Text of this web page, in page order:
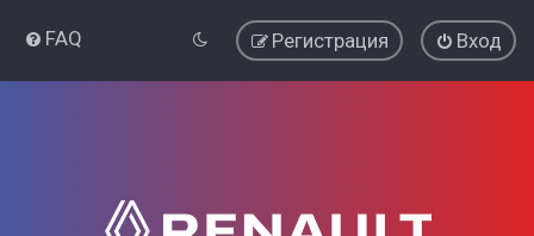
FAQ Вход
Регистрация